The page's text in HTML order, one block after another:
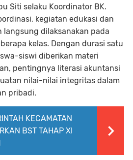
Siti selaku Koordinator BK.
kegiatan edukasi dan
langsung dilaksanakan pada
kelas. Dengan durasi satu
siswi diberikan materi
pentingnya literasi akuntansi
nilai-nilai integritas dalam
pribadi.
KECAMATAN
BST TAHAP XI